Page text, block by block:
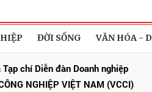
ĐỜI SỐNG VĂN HÓA -
chí Diễn đàn Doanh nghiệp
NGHIỆP VIỆT NAM (VCCI)